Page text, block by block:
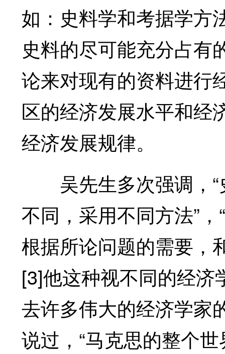
如：史料学和考据学方
史料的尽可能充分占有
论来对现有的资料进行
区的经济发展水平和经
经济发展规律。
吴先生多次强调，“
不同，采用不同方法”
根据所论问题的需要，
[3]他这种视不同的经
去许多伟大的经济学家
说过，“马克思的整个